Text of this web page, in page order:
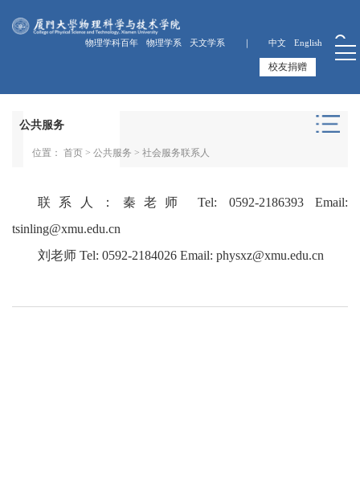
物理学科百年 物理学系 天文学系 ｜ 中文 English
校友捐赠
公共服务
位置： 首页> 公共服务 > 社会服务联系人
联系人：秦老师 Tel: 0592-2186393 Email:
tsinling@xmu.edu.cn
刘老师 Tel: 0592-2184026 Email: physxz@xmu.edu.cn